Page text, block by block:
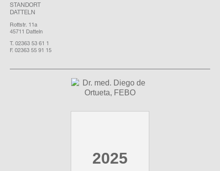
STANDORT
DATTELN
Rottstr. 11a
45711 Datteln
T. 02363 53 61 1
F. 02363 55 91 15
2025